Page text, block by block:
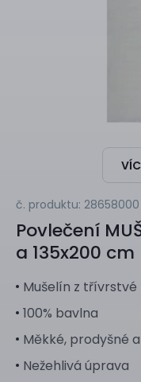
č. produktu: 28658000
Povlečení
a 135x200 cm
Mušelín z
100% bavlna
Měkké, prodyšné
Nežehlivá úprava